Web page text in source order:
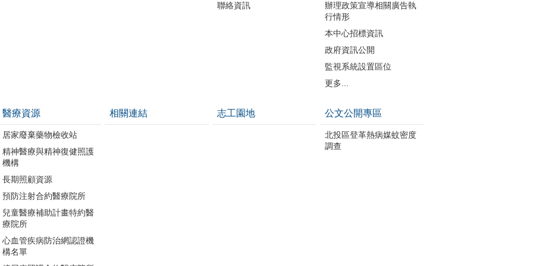
聯絡資訊
辦理政策宣導相關廣告執
行情形
本中心招標資訊
政府資訊公開
監視系統設置區位
更多...
醫療資源
居家廢棄藥物檢收站
精神醫療與精神復健照護
機構
長期照顧資源
預防注射合約醫療院所
兒童醫療補助計畫特約醫
療院所
心血管疾病防治網認證機
構名單
相關連結 志工園地 公文公開專區
北投區登革熱病媒蚊密度
調查